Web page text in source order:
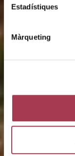
Estadístiques
Màrqueting